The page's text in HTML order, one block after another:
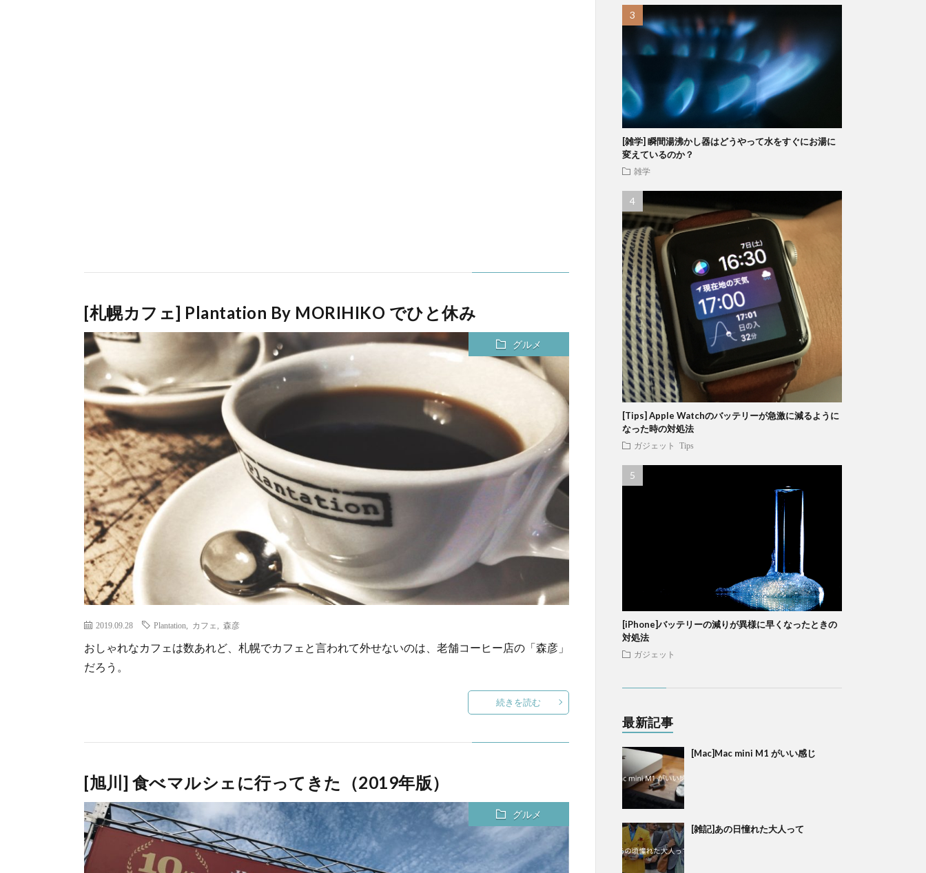
[札幌カフェ] Plantation By MORIHIKO でひと休み
グルメ
2019.09.28 Plantation カフェ 森彦
おしゃれなカフェは数あれど、札幌でカフェと言われて外せないのは、老舗コーヒー店の「森彦」
だろう。
続きを読む
[旭川] 食べマルシェに行ってきた（2019年版）
グルメ
[雑学] 瞬間湯沸かし器はどうやって水をすぐにお湯に
変えているのか？
雑学
[Tips] Apple Watchのバッテリーが急激に減るように
なった時の対処法
ガジェット Tips
[iPhone]バッテリーの減りが異様に早くなったときの
対処法
ガジェット
最新記事
[Mac]Mac mini M1 がいい感じ
[雑記]あの日憧れた大人って